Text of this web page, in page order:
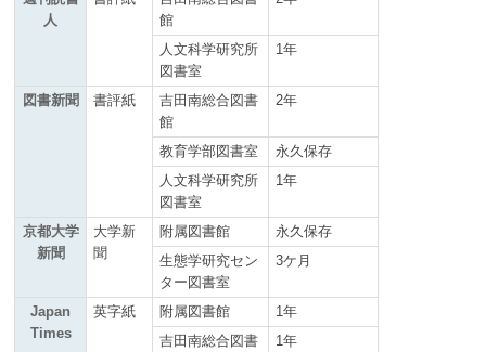
人
館
人文科学研究所
図書室
1年
図書新聞 書評紙
吉田南総合図書
館
2年
教育学部図書室
永久保存
人文科学研究所
図書室
1年
京都大学
新聞
大学新
聞
附属図書館
永久保存
生態学研究セン
ター図書室
3ケ月
Japan
Times
英字紙 附属図書館
1年
吉田南総合図書
1年